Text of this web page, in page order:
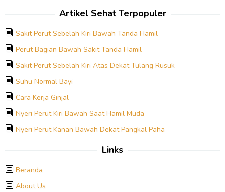
Artikel Sehat Terpopuler
Sakit Perut Sebelah Kiri Bawah Tanda Hamil
Perut Bagian Bawah Sakit Tanda Hamil
Sakit Perut Sebelah Kiri Atas Dekat Tulang Rusuk
Suhu Normal Bayi
Cara Kerja Ginjal
Nyeri Perut Kiri Bawah Saat Hamil Muda
Nyeri Perut Kanan Bawah Dekat Pangkal Paha
Links
Beranda
About Us